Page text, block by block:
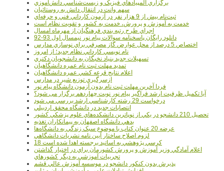
برگزاري المپيادهاي فيزيک و زيست‌شناسي دانش‌آموزي
سهم وانت در انتقال دانش به روستائيان
ثبت‌نام بيش از 9 هزار نفر در آزمون کارداني فني و حرفه‌اي
خدمت به آموزش و پرورش، خدمت به کشور و تقويت نظام است
اجراي طرح رتبه بندي فرهنگيان از مهرماه امسال
دانلود رایگان پاسخنامه سوالات پیام نور نیمسال اول 93-92
اختصاص 5 درصد از محل عوارض گاز مصرفي براي نوسازي مدارس
نام نويسي کارداني نظام جديد؛ از امروز
تسهيلات جديد بنياد نخبگان به دانشجويان دکتري
تمديد مهلت ثبت نام عمره دانشگاهيان
اعلام نتايج قرعه کشي عمره دانشگاهيان
ازسرگيري توزيع شير در مدارس
فردا آخرین مهلت ثبت نام بدون آزمون دانشگاه پیام نور
آیا تکمیل ظرفیت ارشد فراگیر پیام نور نوبت چهاردهم برگزار می شود؟
درخواست 29 رشته کارشناسي ارشد بررسي مي شود
انتصابات جديد در دانشگاه محقق اردبيلي
تحصيل 210 دانشجو در يکي از نوپاترين دانشکده‌هاي علوم پزشکي کشور
بدهي دانشگاه اصفهان به پيمانکاران تغذيه
عرضه 20 عنوان کتاب با موضوع سبک زندگي به دانشگاه‌ها
لزوم اصلاح ساختار آيين نامه نشريات دانشگاهي
18 کرسي پژوهشي به اساتيد برجسته اهدا شده است
اعلام آمادگي وزير آموزش و پرورش کشورمان براي در اختيار گذاشتن
تجربيات آموزشي به ديگر کشورهاي
پذيرش بدون کنکور دانشجو در موسسه آموزش عالي قشم